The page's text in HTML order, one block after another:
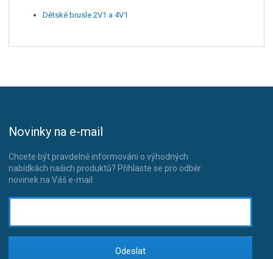
Dětské brusle 2V1 a 4V1
Novinky na e-mail
Chcete být pravdelně informováni o výhodných
nabídkách našich produktů? Přihlaste se pro odběr
novinek na Váš e-mail
Odeslat